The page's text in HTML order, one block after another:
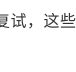
试，这